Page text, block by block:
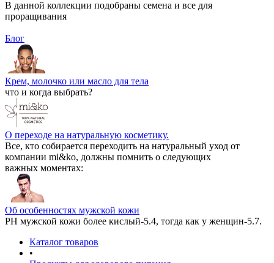
В данной коллекции подобраны семена и все для
проращивания
Блог
Крем, молочко или масло для тела
что и когда выбрать?
О переходе на натуральную косметику.
Все, кто собирается переходить на натуральный уход от
компании mi&ko, должны помнить о следующих
важных моментах:
Об особенностях мужской кожи
РН мужской кожи более кислый-5.4, тогда как у женщин-5.7.
Каталог товаров
•